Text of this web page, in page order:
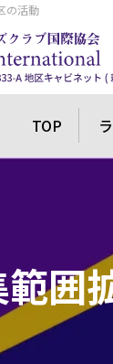
の活動
TOP
囲